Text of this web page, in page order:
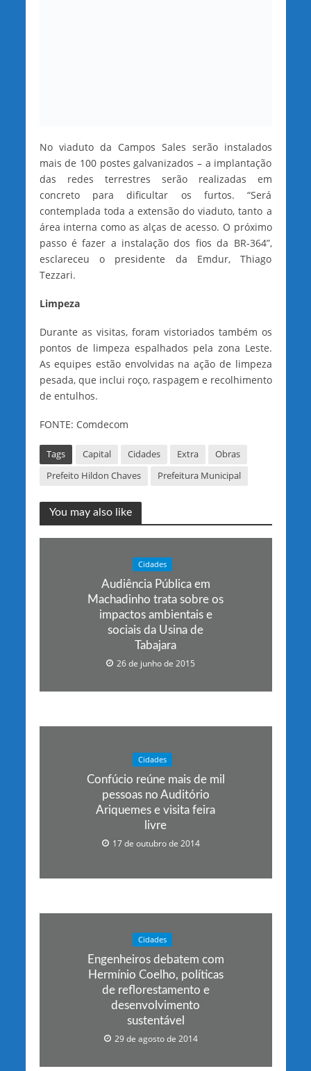
No viaduto da Campos Sales serão instalados
mais de 100 postes galvanizados – a implantação
das redes terrestres serão realizadas em
concreto para dificultar os furtos. “Será
contemplada toda a extensão do viaduto, tanto a
área interna como as alças de acesso. O próximo
passo é fazer a instalação dos fios da BR-364”,
esclareceu o presidente da Emdur, Thiago
Tezzari.
Limpeza
Durante as visitas, foram vistoriados também os
pontos de limpeza espalhados pela zona Leste.
As equipes estão envolvidas na ação de limpeza
pesada, que inclui roço, raspagem e recolhimento
de entulhos.
FONTE: Comdecom
Tags Capital Cidades Extra
Obras
Prefeito Hildon Chaves
Prefeitura Municipal
You may also like
Cidades
Audiência Pública em
Machadinho trata sobre os
impactos ambientais e
sociais da Usina de
Tabajara
26 de junho de 2015
Cidades
Confúcio reúne mais de mil
pessoas no Auditório
Ariquemes e visita feira
livre
17 de outubro de 2014
Cidades
Engenheiros debatem com
Hermínio Coelho, políticas
de reflorestamento e
desenvolvimento
sustentável
29 de agosto de 2014